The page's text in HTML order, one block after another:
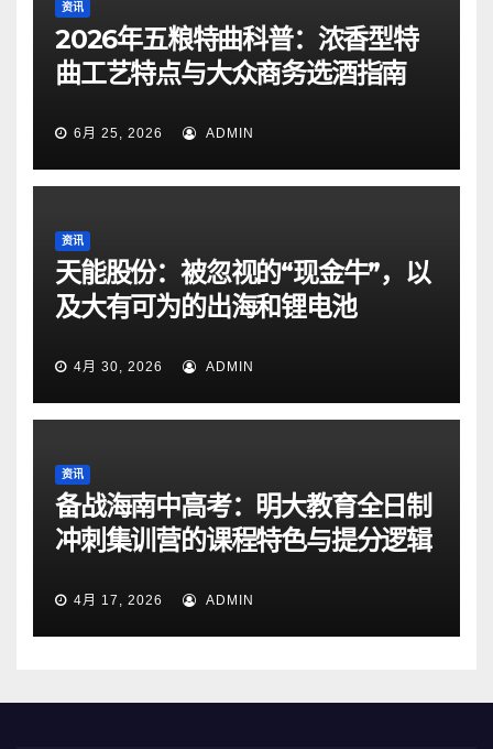
资讯
2026年五粮特曲科普：浓香型特
曲工艺特点与大众商务选酒指南
6月 25, 2026 ADMIN
资讯
天能股份：被忽视的“现金牛”，以
及大有可为的出海和锂电池
4月 30, 2026 ADMIN
资讯
备战海南中高考：明大教育全日制
冲刺集训营的课程特色与提分逻辑
4月 17, 2026 ADMIN